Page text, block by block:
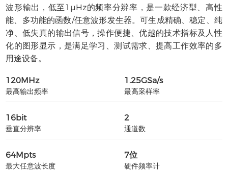
波形输出，低至1μHz的频率分辨率，是一款经济型、高性
能、多功能的函数/任意波形发生器。可生成精确、稳定、纯
净、低失真的输出信号，操作便捷、优越的技术指标及人性
化的图形显示，是满足学习、测试需求、提高工作效率的多
用途设备。
120MHz
最高输出频率
1.25GSa/s
最高采样率
16bit
垂直分辨率
2
通道数
64Mpts
最大任意波长度
7位
硬件频率计